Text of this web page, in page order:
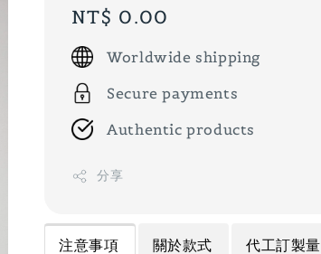
Regular
price
NT$ 0.00
Worldwide shipping
Secure payments
Authentic products
分享
注意事項 關於款式 代工訂製量